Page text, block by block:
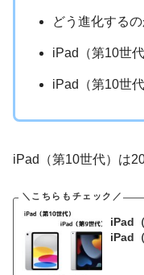
どう進化する
iPad（第10世
iPad（第10世
iPad（第10世代）は
iPad
iPad